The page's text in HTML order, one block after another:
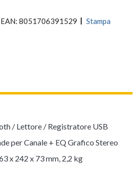
EAN: 8051706391529 Stampa
/ Lettore / Registratore USB
per Canale + EQ Grafico Stereo
x 242 x 73 mm, 2,2 kg